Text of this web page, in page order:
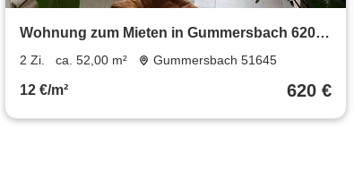
Wohnung zum Mieten in Gummersbach 620 €
52 m²
2 Zi. ca. 52,00 m² Gummersbach 51645
12 €/m² 620 €